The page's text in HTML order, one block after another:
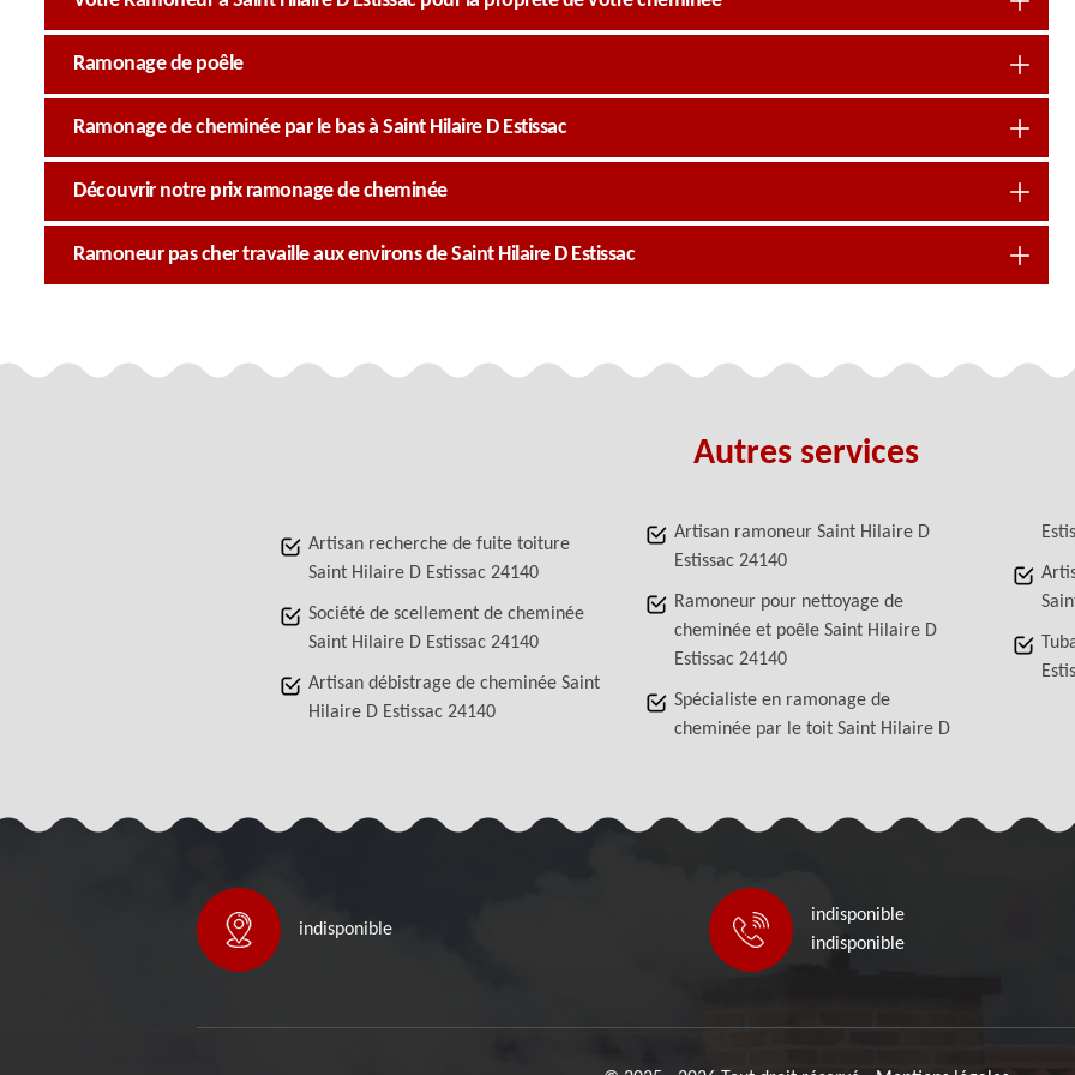
Ramonage de poêle
Ramonage de cheminée par le bas à Saint Hilaire D Estissac
Découvrir notre prix ramonage de cheminée
Ramoneur pas cher travaille aux environs de Saint Hilaire D Estissac
Autres services
Artisan recherche de fuite toiture
Saint Hilaire D Estissac 24140
Société de scellement de cheminée
Saint Hilaire D Estissac 24140
Artisan débistrage de cheminée Saint
Hilaire D Estissac 24140
Artisan ramoneur Saint Hilaire D
Estissac 24140
Ramoneur pour nettoyage de
cheminée et poêle Saint Hilaire D
Estissac 24140
Spécialiste en ramonage de
cheminée par le toit Saint Hilaire D
indisponible
indisponible
indisponible